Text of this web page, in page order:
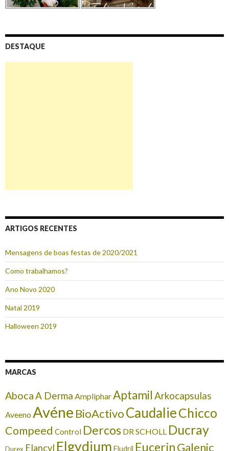
DESTAQUE
ARTIGOS RECENTES
Mensagens de boas festas de 2020/2021
Como trabalhamos?
Ano Novo 2020
Natal 2019
Halloween 2019
MARCAS
AbocaA Derma AmplipharAptamil Arkocapsulas
AveenoAvéne BioActivoCaudalieChicco
Compeed Control Dercos DR SCHOLL Ducray
Durex Elancyl Elgydium Eludril EucerinGalenic